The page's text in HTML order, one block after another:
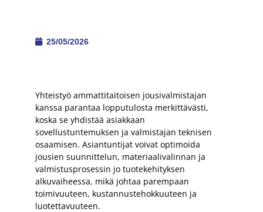
25/05/2026
Yhteistyö ammattitaitoisen jousivalmistajan
kanssa parantaa lopputulosta merkittävästi,
koska se yhdistää asiakkaan
sovellustuntemuksen ja valmistajan teknisen
osaamisen. Asiantuntijat voivat optimoida
jousien suunnittelun, materiaalivalinnan ja
valmistusprosessin jo tuotekehityksen
alkuvaiheessa, mikä johtaa parempaan
toimivuuteen, kustannustehokkuuteen ja
luotettavuuteen.